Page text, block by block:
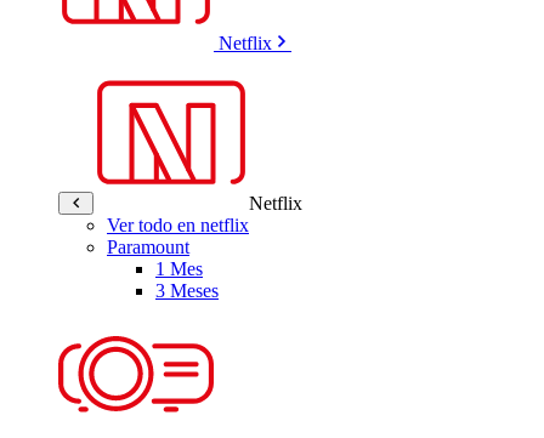
Netflix
Netflix
Ver todo en netflix
Paramount
1 Mes
3 Meses